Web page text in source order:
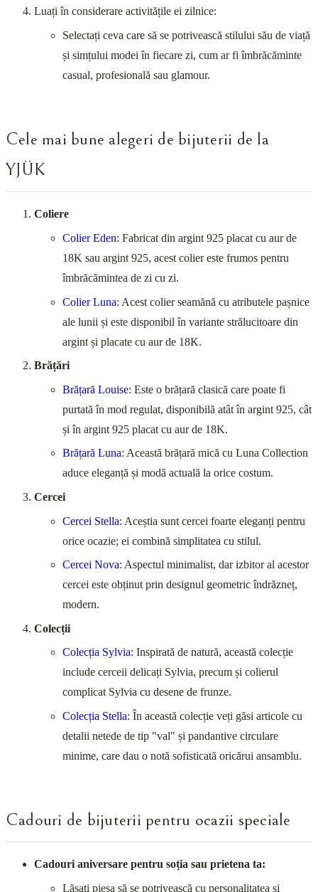
Luați în considerare activitățile ei zilnice:
Selectați ceva care să se potrivească stilului său de viață
și simțului modei în fiecare zi, cum ar fi îmbrăcăminte
casual, profesională sau glamour.
Cele mai bune alegeri de bijuterii de la
YJÜK
Coliere
Colier Eden: Fabricat din argint 925 placat cu aur de
18K sau argint 925, acest colier este frumos pentru
îmbrăcămintea de zi cu zi.
Colier Luna: Acest colier seamănă cu atributele pașnice
ale lunii și este disponibil în variante strălucitoare din
argint și placate cu aur de 18K.
Brățări
Brățară Louise: Este o brățară clasică care poate fi
purtată în mod regulat, disponibilă atât în argint 925, cât
și în argint 925 placat cu aur de 18K.
Brățară Luna: Această brățară mică cu Luna Collection
aduce eleganță și modă actuală la orice costum.
Cercei
Cercei Stella: Aceștia sunt cercei foarte eleganți pentru
orice ocazie; ei combină simplitatea cu stilul.
Cercei Nova: Aspectul minimalist, dar izbitor al acestor
cercei este obținut prin designul geometric îndrăzneț,
modern.
Colecții
Colecția Sylvia: Inspirată de natură, această colecție
include cerceii delicați Sylvia, precum și colierul
complicat Sylvia cu desene de frunze.
Colecția Stella: În această colecție veți găsi articole cu
detalii netede de tip "val" și pandantive circulare
minime, care dau o notă sofisticată oricărui ansamblu.
Cadouri de bijuterii pentru ocazii speciale
Cadouri aniversare pentru soția sau prietena ta:
Lăsați piesa să se potrivească cu personalitatea și